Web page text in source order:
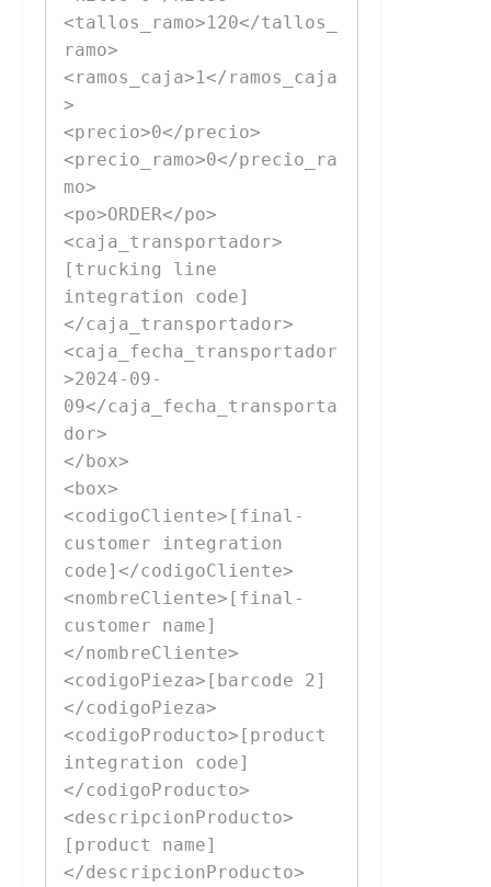
<tallos_ramo>120</tallos_
ramo>
<ramos_caja>1</ramos_caja
>
<precio>0</precio>
<precio_ramo>0</precio_ra
mo>
<po>ORDER</po>
<caja_transportador>
[trucking line
integration code]
</caja_transportador>
<caja_fecha_transportador
>2024-09-
09</caja_fecha_transporta
dor>
</box>
<box>
<codigoCliente>[final-
customer integration
code]</codigoCliente>
<nombreCliente>[final-
customer name]
</nombreCliente>
<codigoPieza>[barcode 2]
</codigoPieza>
<codigoProducto>[product
integration code]
</codigoProducto>
<descripcionProducto>
[product name]
</descripcionProducto>